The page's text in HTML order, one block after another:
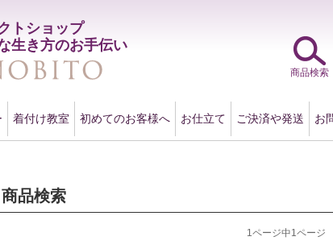
トショップ
生き方のお手伝い
着付け教室 初めてのお客様へ お仕立て ご決済や発送 お
商品検索
商品検索
1ページ中1ページ